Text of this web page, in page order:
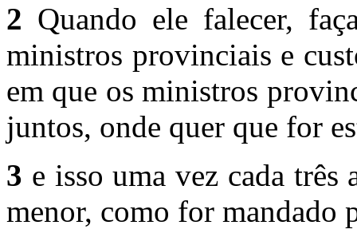
2 Quando ele falecer,
ministros provinciais e
em que os ministros
juntos, onde quer que for
3 e isso uma vez cada
menor, como for mandado